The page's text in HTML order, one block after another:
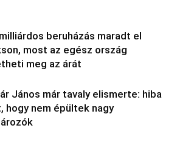
beruházás maradt el
most az egész ország
meg az árát
János már tavaly elismerte: hiba
hogy nem épültek nagy